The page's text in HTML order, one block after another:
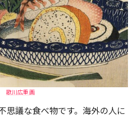
歌川広重 画
思議な食べ物です。海外の人に